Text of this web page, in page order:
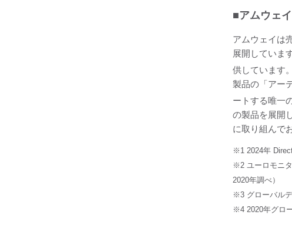
■アムウェ
アムウェイは
展開していま
供しています
製品の「アー
ートする唯一
の製品を展開
に取り組んで
※1 2024年
※2 ユーロモニ
2020年調べ）
※3 グローバル
※4 2020年グロ